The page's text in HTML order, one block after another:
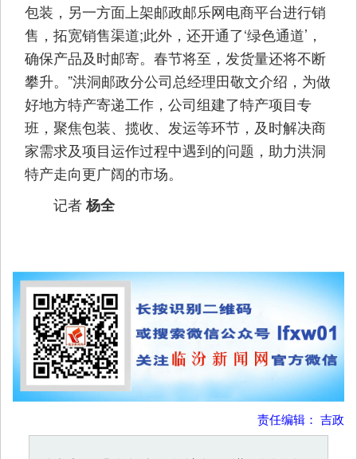
包装，另一方面上架邮政邮乐网电商平台进行销
售，拓宽销售渠道;此外，还开通了‘绿色通道’，
确保产品及时邮寄。春节将至，发货量还将不断
攀升。”洪洞邮政分公司总经理田敬文介绍，为做
好地方特产寄递工作，公司组建了特产项目专
班，聚焦包装、揽收、发运等环节，及时解决商
家需求及项目运作过程中遇到的问题，助力洪洞
特产走向更广阔的市场。
记者杨全
责任编辑： 吉政